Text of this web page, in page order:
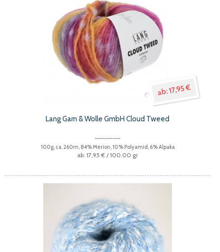
17,95 €
Lang Garn & Wolle GmbH Cloud Tweed
100g, ca. 260m, 84% Merion, 10% Polyamid, 6% Alpaka
17,95 € / 100.00 gr